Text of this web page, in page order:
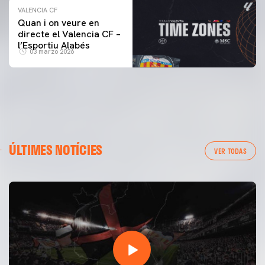
VALENCIA CF
Quan i on veure en
directe el Valencia CF –
l’Esportiu Alabés
03 marzo 2026
ÚLTIMES NOTÍCIES VER TODAS